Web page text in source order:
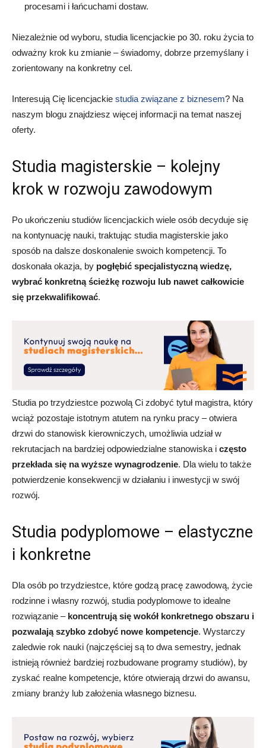
procesami i łańcuchami dostaw.
Niezależnie od wyboru, studia licencjackie po 30. roku życia to
odważny krok ku zmianie – świadomy, dobrze przemyślany i
zorientowany na konkretny cel.
Interesują Cię licencjackie studia związane z biznesem? Na
naszym blogu znajdziesz więcej informacji na temat naszej
oferty.
Studia magisterskie – kolejny
krok w rozwoju zawodowym
Po ukończeniu studiów licencjackich wiele osób decyduje się
na kontynuację nauki, traktując studia magisterskie jako
sposób na dalsze doskonalenie swoich kompetencji. To
doskonała okazja, by pogłębić specjalistyczną wiedzę,
wybrać konkretną ścieżkę rozwoju lub nawet całkowicie
się przekwalifikować.
Studia po trzydziestce pozwolą Ci zdobyć tytuł magistra, który
wciąż pozostaje istotnym atutem na rynku pracy – otwiera
drzwi do stanowisk kierowniczych, umożliwia udział w
rekrutacjach na bardziej odpowiedzialne stanowiska i często
przekłada się na wyższe wynagrodzenie. Dla wielu to także
potwierdzenie konsekwencji w działaniu i inwestycji w swój
rozwój.
Studia podyplomowe – elastyczne
i konkretne
Dla osób po trzydziestce, które godzą pracę zawodową, życie
rodzinne i własny rozwój, studia podyplomowe to idealne
rozwiązanie – koncentrują się wokół konkretnego obszaru i
pozwalają szybko zdobyć nowe kompetencje. Wystarczy
zaledwie rok nauki (najczęściej są to dwa semestry, jednak
istnieją również bardziej rozbudowane programy studiów), by
zyskać realne kompetencje, które otwierają drzwi do awansu,
zmiany branży lub założenia własnego biznesu.